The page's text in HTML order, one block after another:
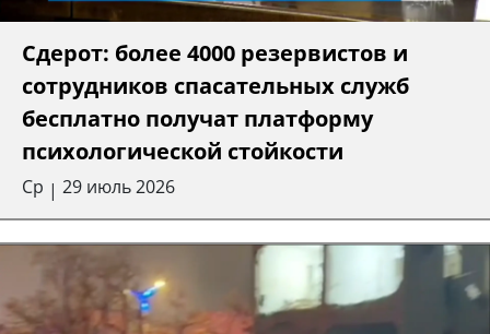
Сдерот: более 4000 резервистов и
сотрудников спасательных служб
бесплатно получат платформу
психологической стойкости
Ср | 29 июль 2026